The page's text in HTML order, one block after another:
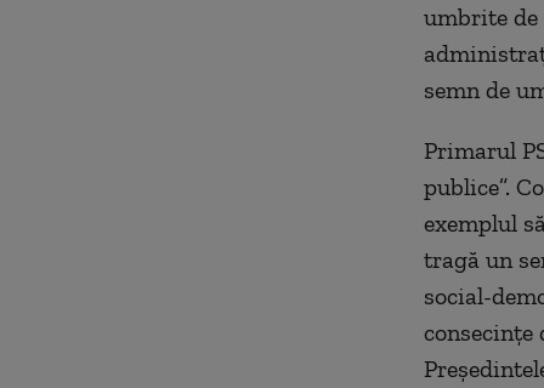
umbrite de
semn de
Primarul
publice”.
exemplul
tragă un
social-